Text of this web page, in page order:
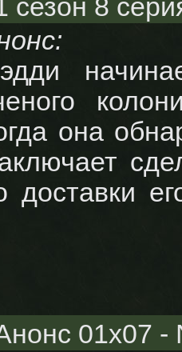
сезон 8
она
доставки
01x07 -